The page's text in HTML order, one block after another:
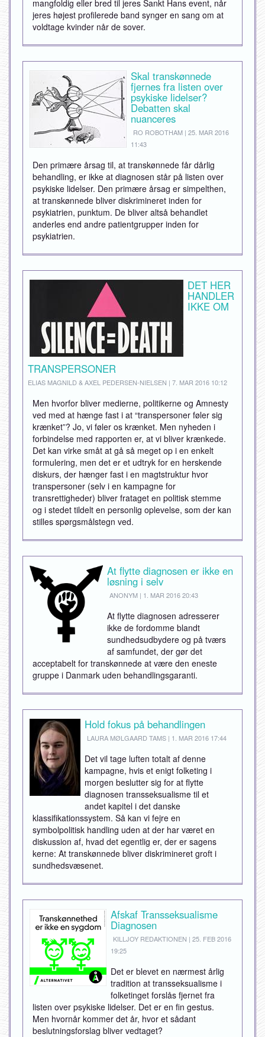
mangfoldig eller bred til jeres Sankt Hans event, når
jeres højest profilerede band synger en sang om at
voldtage kvinder når de sover.
Skal transkønnede
fjernes fra listen over
psykiske lidelser?
Debatten skal
nuanceres
RO ROBOTHAM | 25. MAR 2016
11:43
Den primære årsag til, at transkønnede får dårlig
behandling, er ikke at diagnosen står på listen over
psykiske lidelser. Den primære årsag er simpelthen,
at transkønnede bliver diskrimineret inden for
psykiatrien, punktum. De bliver altså behandlet
anderles end andre patientgrupper inden for
psykiatrien.
DET HER
HANDLER
IKKE OM
TRANSPERSONER
ELIAS MAGNILD & AXEL PEDERSEN-NIELSEN | 7. MAR 2016 10:12
Men hvorfor bliver medierne, politikerne og Amnesty
ved med at hænge fast i at “transpersoner føler sig
krænket”? Jo, vi føler os krænket. Men nyheden i
forbindelse med rapporten er, at vi bliver krænkede.
Det kan virke småt at gå så meget op i en enkelt
formulering, men det er et udtryk for en herskende
diskurs, der hænger fast i en magtstruktur hvor
transpersoner (selv i en kampagne for
transrettigheder) bliver frataget en politisk stemme
og i stedet tildelt en personlig oplevelse, som der kan
stilles spørgsmålstegn ved.
At flytte diagnosen er ikke en
løsning i selv
ANONYM | 1. MAR 2016 20:43
At flytte diagnosen adresserer
ikke de fordomme blandt
sundhedsudbydere og på tværs
af samfundet, der gør det
acceptabelt for transkønnede at være den eneste
gruppe i Danmark uden behandlingsgaranti.
Hold fokus på behandlingen
LAURA MØLGAARD TAMS | 1. MAR 2016 17:44
Det vil tage luften totalt af denne
kampagne, hvis et enigt folketing i
morgen beslutter sig for at flytte
diagnosen transseksualisme til et
andet kapitel i det danske
klassifikationssystem. Så kan vi fejre en
symbolpolitisk handling uden at der har været en
diskussion af, hvad det egentlig er, der er sagens
kerne: At transkønnede bliver diskrimineret groft i
sundhedsvæsenet.
Afskaf Transseksualisme
Diagnosen
KILLJOY REDAKTIONEN | 25. FEB 2016
19:25
Det er blevet en nærmest årlig
tradition at transseksualisme i
folketinget forslås fjernet fra
listen over psykiske lidelser. Det er en fin gestus.
Men hvornår kommer det år, hvor et sådant
beslutningsforslag bliver vedtaget?